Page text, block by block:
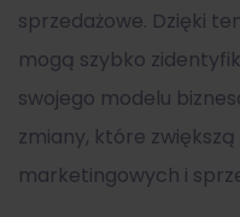
sprzedażowe. Dzięki
mogą szybko
swojego modelu
zmiany, które
marketingowych i